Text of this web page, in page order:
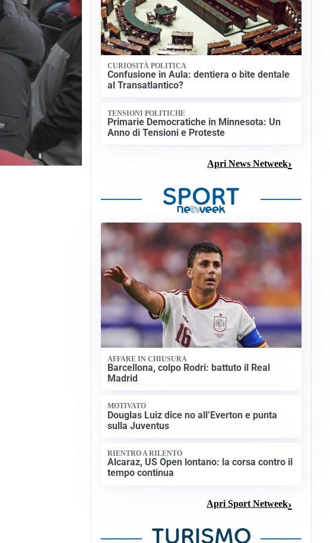
CURIOSITÀ POLITICA
Confusione in Aula: dentiera o bite dentale
al Transatlantico?
TENSIONI POLITICHE
Primarie Democratiche in Minnesota: Un
Anno di Tensioni e Proteste
Apri News Netweek
AFFARE IN CHIUSURA
Barcellona, colpo Rodri: battuto il Real
Madrid
MOTIVATO
Douglas Luiz dice no all’Everton e punta
sulla Juventus
RIENTRO A RILENTO
Alcaraz, US Open lontano: la corsa contro il
tempo continua
Apri Sport Netweek